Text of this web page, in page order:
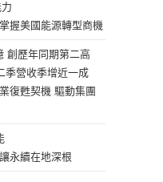
握美國能源轉型商機
創歷年同期第二高
季營收季增近一成
復甦契機 驅動集團
永續在地深根